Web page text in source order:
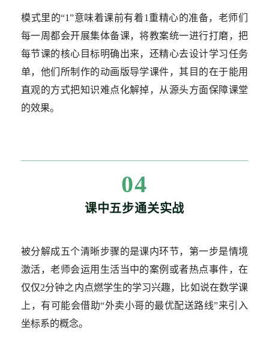
模式里的“1”意味着课前有着1重精心的准备，老师们
每一周都会开展集体备课，将教案统一进行打磨，把
每节课的核心目标明确出来，还精心去设计学习任务
单，他们所制作的动画版导学课件，其目的在于能用
直观的方式把知识难点化解掉，从源头方面保障课堂
的效果。
04
课中五步通关实战
被分解成五个清晰步骤的是课内环节，第一步是情境
激活，老师会运用生活当中的案例或者热点事件，在
仅仅2分钟之内点燃学生的学习兴趣，比如说在数学课
上，有可能会借助“外卖小哥的最优配送路线”来引入
坐标系的概念。